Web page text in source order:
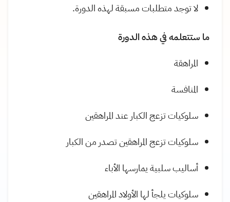
لا توجد متطلبات مسبقة لهذه الدورة.
ما ستتعلمه في هذه الدورة
المراهقة
المنافسة
سلوكيات تزعج الكبار عند المراهقين
سلوكيات تزعج المراهقين تصدر من الكبار
أساليب سلبية يمارسها الأباء
سلوكيات يلجأ لها الأولاد المراهقين